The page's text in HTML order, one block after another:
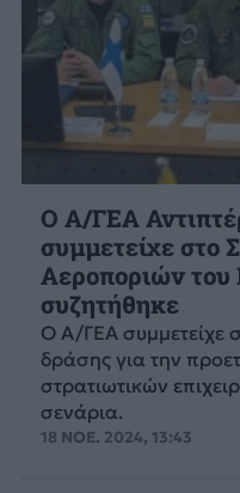
Ο Α/ΓΕΑ
συμμετείχε στο
Αεροποριών
συζητήθηκε
Ο Α/ΓΕΑ συμμετείχε
δράσης για την
στρατιωτικών
σενάρια.
18 ΝΟΕ. 2024, 13:43